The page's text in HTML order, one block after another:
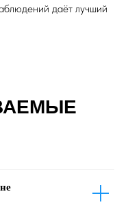
даёт лучший